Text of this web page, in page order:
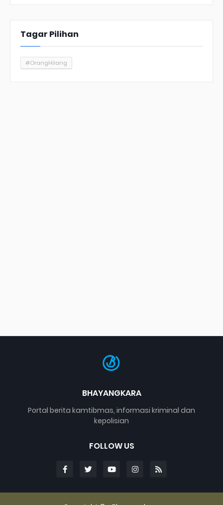
Tagar Pilihan
#OrangHilang
BHAYANGKARA
Portal berita kamtibmas, informasi kriminal dan
kepolisian
FOLLOW US